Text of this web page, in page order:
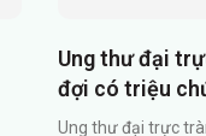
Ung thư đại
đợi có triệu
Ung thư đại trực